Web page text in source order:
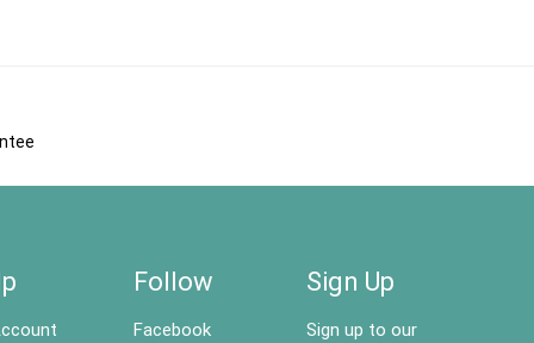
Follow
Facebook
Sign Up
Sign up to our